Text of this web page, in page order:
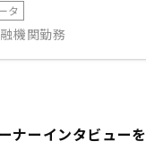
タ
機関勤務
ナーインタビューを